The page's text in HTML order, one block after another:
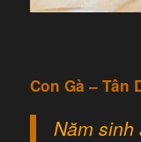
Con Gà – Tân
Năm sinh